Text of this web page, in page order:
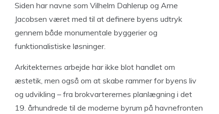
Siden har navne som Vilhelm Dahlerup og Arne
Jacobsen været med til at definere byens udtryk
gennem både monumentale byggerier og
funktionalistiske løsninger.
Arkitekternes arbejde har ikke blot handlet om
æstetik, men også om at skabe rammer for byens liv
og udvikling – fra brokvarterernes planlægning i det
19. århundrede til de moderne byrum på havnefronten